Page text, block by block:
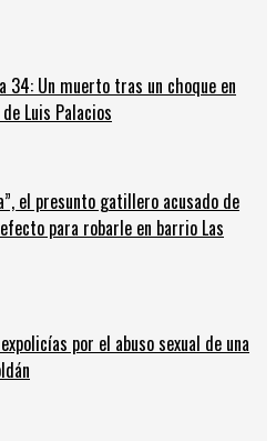
34: Un muerto tras un choque en
Luis Palacios
el presunto gatillero acusado de
para robarle en barrio Las
por el abuso sexual de una